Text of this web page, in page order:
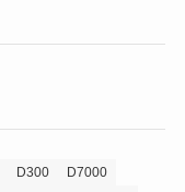
D300
D7000